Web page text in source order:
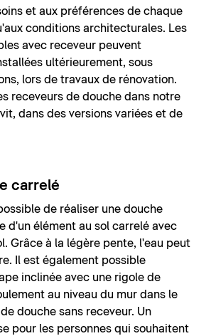
et aux préférences de chaque
conditions architecturales. Les
avec receveur peuvent
ultérieurement, sous
lors de travaux de rénovation.
receveurs de douche dans notre
dans des versions variées et de
carrelé
de réaliser une douche
d'un élément au sol carrelé avec
Grâce à la légère pente, l'eau peut
Il est également possible
inclinée avec une rigole de
au niveau du mur dans le
douche sans receveur. Un
pour les personnes qui souhaitent